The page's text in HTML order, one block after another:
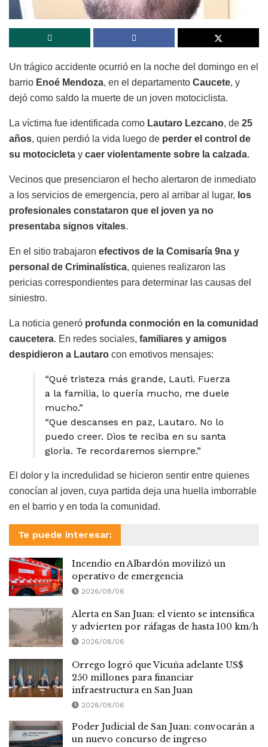
Un trágico accidente ocurrió en la noche del domingo en el
barrio Enoé Mendoza, en el departamento Caucete, y
dejó como saldo la muerte de un joven motociclista.
La víctima fue identificada como Lautaro Lezcano, de 25
años, quien perdió la vida luego de perder el control de
su motocicleta y caer violentamente sobre la calzada.
Vecinos que presenciaron el hecho alertaron de inmediato
a los servicios de emergencia, pero al arribar al lugar, los
profesionales constataron que el joven ya no
presentaba signos vitales.
En el sitio trabajaron efectivos de la Comisaría 9na y
personal de Criminalística, quienes realizaron las
pericias correspondientes para determinar las causas del
siniestro.
La noticia generó profunda conmoción en la comunidad
caucetera. En redes sociales, familiares y amigos
despidieron a Lautaro con emotivos mensajes:
“Qué tristeza más grande, Lauti. Fuerza
a la familia, lo quería mucho, me duele
mucho.”
“Que descanses en paz, Lautaro. No lo
puedo creer. Dios te reciba en su santa
gloria. Te recordaremos siempre.”
El dolor y la incredulidad se hicieron sentir entre quienes
conocían al joven, cuya partida deja una huella imborrable
en el barrio y en toda la comunidad.
Te puede interesar:
Incendio en Albardón movilizó un
operativo de emergencia
2026/08/06
Alerta en San Juan: el viento se intensifica
y advierten por ráfagas de hasta 100 km/h
2026/08/06
Orrego logró que Vicuña adelante US$
250 millones para financiar
infraestructura en San Juan
2026/08/06
Poder Judicial de San Juan: convocarán a
un nuevo concurso de ingreso